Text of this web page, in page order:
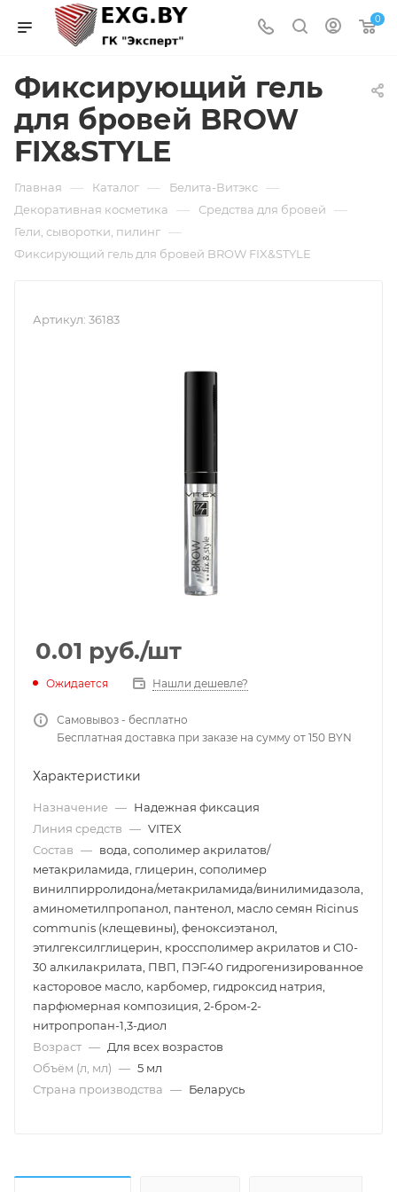
0
Фиксирующий гель
для бровей BROW
FIX&STYLE
Главная — Каталог — Белита-Витэкс —
Декоративная косметика — Средства для бровей —
Гели, сыворотки, пилинг —
Фиксирующий гель для бровей BROW FIX&STYLE
Артикул: 36183
0.01 руб./шт
Ожидается Нашли дешевле?
Самовывоз - бесплатно
Бесплатная доставка при заказе на сумму от 150 BYN
Характеристики
Назначение — Надежная фиксация
Линия средств — VITEX
Состав — вода, сополимер акрилатов/
метакриламида, глицерин, сополимер
винилпирролидона/метакриламида/винилимидазола,
аминометилпропанол, пантенол, масло семян Ricinus
communis (клещевины), феноксиэтанол,
этилгексилглицерин, кроссполимер акрилатов и C10-
30 алкилакрилата, ПВП, ПЭГ-40 гидрогенизированное
касторовое масло, карбомер, гидроксид натрия,
парфюмерная композиция, 2-бром-2-
нитропропан-1,3-диол
Возраст — Для всех возрастов
Объём (л, мл) — 5 мл
Страна производства — Беларусь